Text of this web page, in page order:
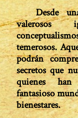
Desde
valerosos
temerosos.
podrán
secretos que
quienes
fantasioso
bienestares.